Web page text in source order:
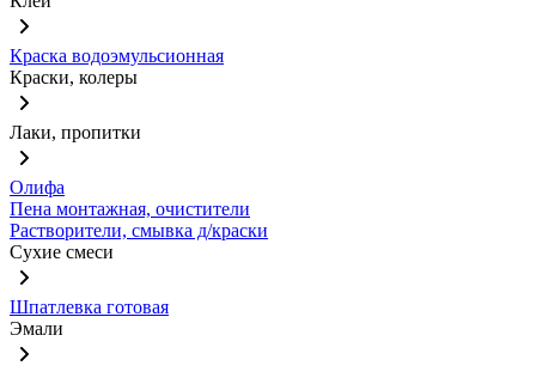
Краска водоэмульсионная
Краски, колеры
Лаки, пропитки
Олифа
Пена монтажная, очистители
Растворители, смывка д/краски
Сухие смеси
Шпатлевка готовая
Эмали